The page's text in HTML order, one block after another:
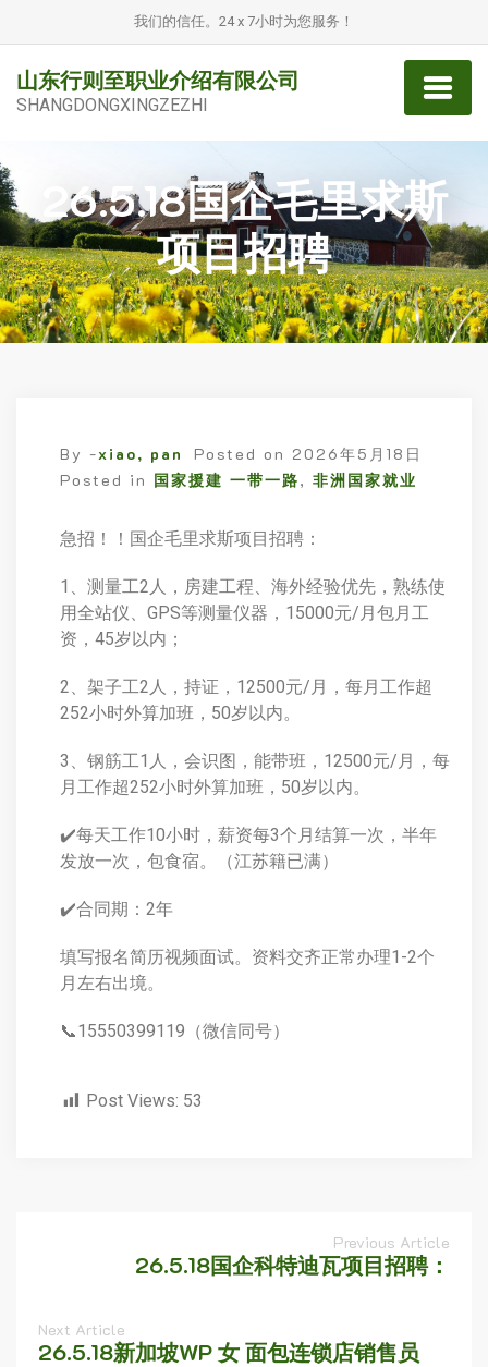
我们的信任。24 x 7小时为您服务！
山东行则至职业介绍有限公司
SHANGDONGXINGZEZHI
26.5.18国企毛里求斯
项目招聘
By -xiao, pan Posted on 2026年5月18日
Posted in 国家援建 一带一路, 非洲国家就业
急招！！国企毛里求斯项目招聘：
1、测量工2人，房建工程、海外经验优先，熟练使
用全站仪、GPS等测量仪器，15000元/月包月工
资，45岁以内；
2、架子工2人，持证，12500元/月，每月工作超
252小时外算加班，50岁以内。
3、钢筋工1人，会识图，能带班，12500元/月，每
月工作超252小时外算加班，50岁以内。
✔️每天工作10小时，薪资每3个月结算一次，半年
发放一次，包食宿。（江苏籍已满）
✔️合同期：2年
填写报名简历视频面试。资料交齐正常办理1-2个
月左右出境。
📞15550399119（微信同号）
Post Views: 53
Previous Article
26.5.18国企科特迪瓦项目招聘：
Next Article
26.5.18新加坡WP 女 面包连锁店销售员